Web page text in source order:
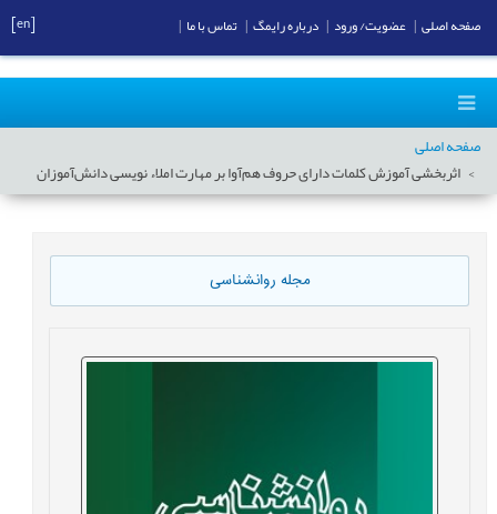
صفحه اصلی
اثربخشی آموزش کلمات دارای حروف هم‌آوا بر مهارت املاء نویسی دانش‌آموزان
مجله روانشناسی
صفحه اصلی عضویت/ ورود درباره رایمگ تماس با ما